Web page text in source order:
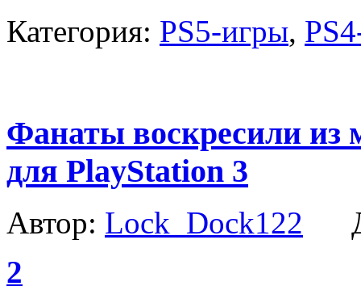
Категория: PS5-игры,
Фанаты воскресили из
для PlayStation 3
Автор: Lock_Dock122
2